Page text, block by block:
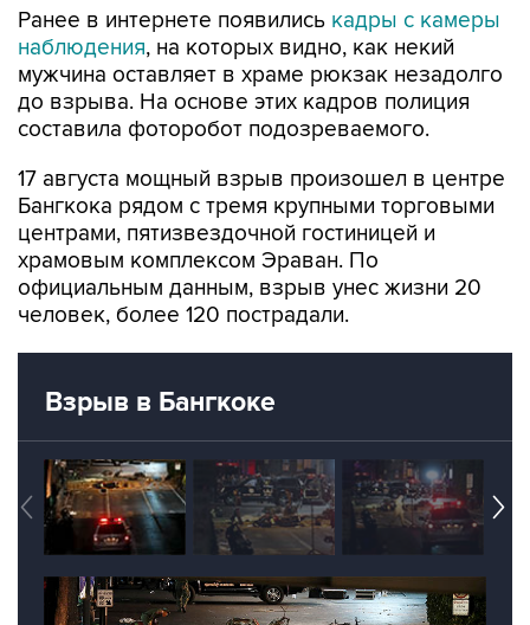
мужчина оставляет в храме рюкзак незадолго
до взрыва. На основе этих кадров полиция
составила фоторобот подозреваемого.
17 августа мощный взрыв произошел в центре
центрами, пятизвездочной гостиницей и
храмовым комплексом Эраван. По
официальным данным, взрыв унес жизни 20
человек, более 120 пострадали.
Взрыв в Бангкоке